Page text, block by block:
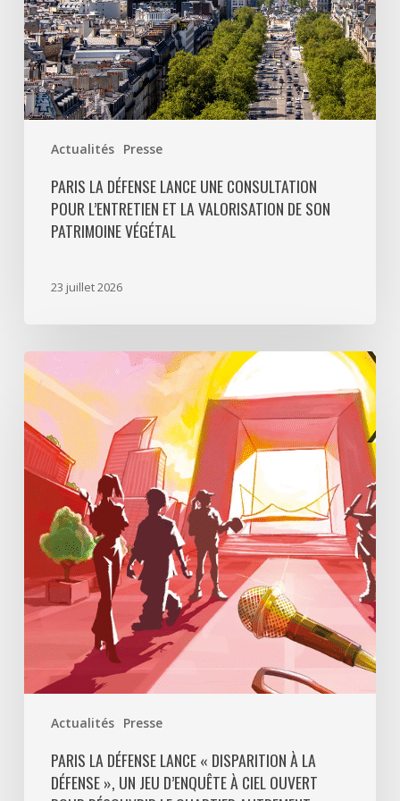
Actualités Presse
valorisation
de
son
patrimoine
végétal
PARIS LA DÉFENSE LANCE UNE CONSULTATION
POUR L’ENTRETIEN ET LA VALORISATION DE SON
PATRIMOINE VÉGÉTAL
23 juillet 2026
Actualités Presse
Paris
La
Défense
lance
«
Disparition
Défense
un
jeu
d’enquête
à
ciel
découvrir
PARIS LA DÉFENSE LANCE « DISPARITION À LA
DÉFENSE », UN JEU D’ENQUÊTE À CIEL OUVERT